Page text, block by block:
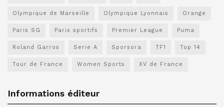
Olympique de Marseille Olympique Lyonnais Orange
Paris SG Paris sportifs Premier League Puma
Roland Garros Serie A Sporsora TF1 Top 14
Tour de France Women Sports XV de France
Informations éditeur